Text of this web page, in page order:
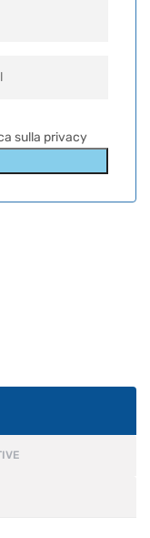
sulla privacy